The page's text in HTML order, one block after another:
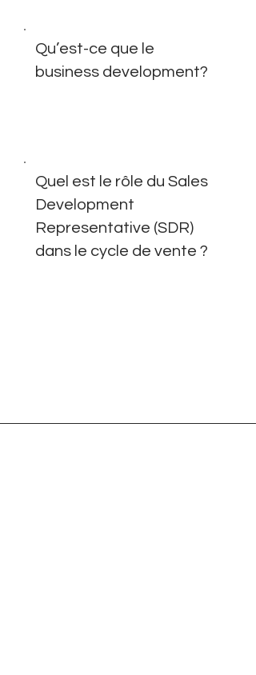
Qu’est-ce que le
business development?
Quel est le rôle du Sales
Development
Representative (SDR)
dans le cycle de vente ?